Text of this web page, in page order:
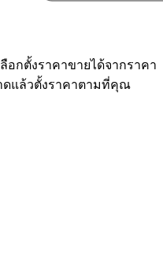
อกตั้งราคาขายได้จากราคา
ดแล้วตั้งราคาตามที่คุณ